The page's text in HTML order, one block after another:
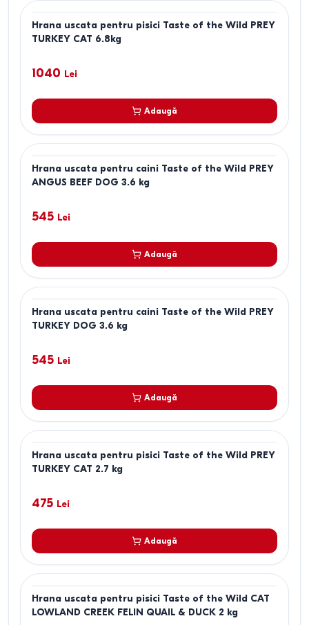
Hrana uscata pentru pisici Taste of the Wild PREY
TURKEY CAT 6.8kg
1040 Lei
Adaugă
Hrana uscata pentru caini Taste of the Wild PREY
ANGUS BEEF DOG 3.6 kg
545 Lei
Adaugă
Hrana uscata pentru caini Taste of the Wild PREY
TURKEY DOG 3.6 kg
545 Lei
Adaugă
Hrana uscata pentru pisici Taste of the Wild PREY
TURKEY CAT 2.7 kg
475 Lei
Adaugă
Hrana uscata pentru pisici Taste of the Wild CAT
LOWLAND CREEK FELIN QUAIL & DUCK 2 kg